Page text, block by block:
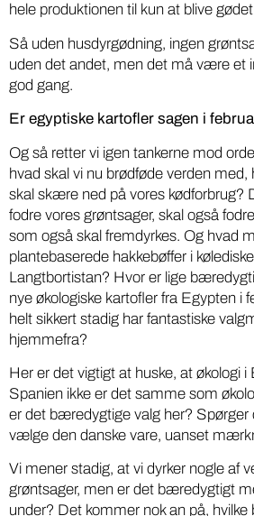
hele produktionen til kun at blive
Så uden husdyrgødning, ingen
uden det andet, men det må være et
god gang.
Er egyptiske kartofler sagen i
Og så retter vi igen tankerne mod
hvad skal vi nu brødføde verden med,
skal skære ned på vores kødforbrug?
fodre vores grøntsager, skal også
som også skal fremdyrkes. Og hvad
plantebaserede hakkebøffer i
Langtbortistan? Hvor er lige
nye økologiske kartofler fra Egypten i
helt sikkert stadig har fantastiske
hjemmefra?
Her er det vigtigt at huske, at økologi i
Spanien ikke er det samme som
er det bæredygtige valg her? Spørger
vælge den danske vare, uanset
Vi mener stadig, at vi dyrker nogle af
grøntsager, men er det bæredygtigt
under? Det kommer nok an på, hvilke